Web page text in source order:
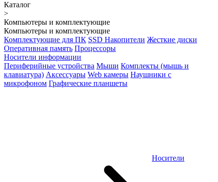
Каталог
>
Компьютеры и комплектующие
Компьютеры и комплектующие
Комплектующие для ПК SSD Накопители Жесткие диски
Оперативная память Процессоры
Носители информации
Периферийные устройства Мыши Комплекты (мышь и
клавиатура) Аксессуары Web камеры Наушники с
микрофоном Графические планшеты
Носители